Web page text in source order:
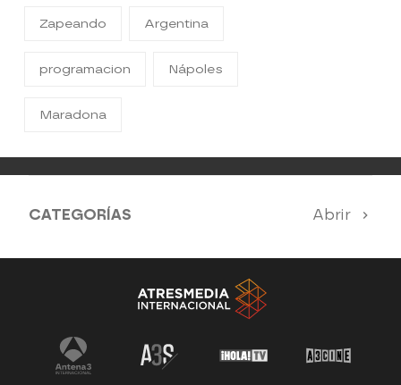
Zapeando Argentina
programacion Nápoles
Maradona
CATEGORÍAS Abrir
Antena 3 Noticias El Hormiguero
Tu cara me suena Pasapalabra